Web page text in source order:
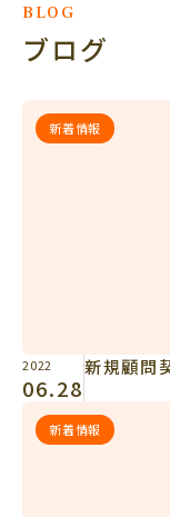
BLOG
ブログ
新着情報
2022
06.28
新規顧問
新着情報